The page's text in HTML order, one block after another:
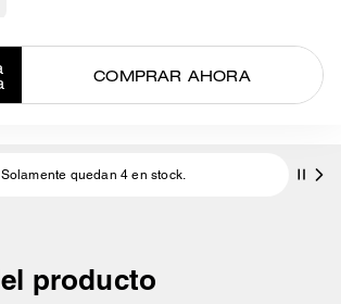
COMPRAR AHORA
quedan 4 en stock.
producto